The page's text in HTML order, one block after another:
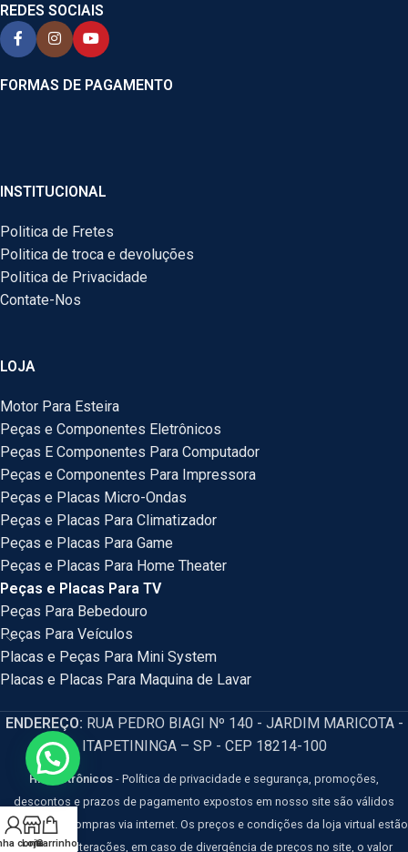
REDES SOCIAIS
FORMAS DE PAGAMENTO
INSTITUCIONAL
Politica de Fretes
Politica de troca e devoluções
Politica de Privacidade
Contate-Nos
LOJA
Motor Para Esteira
Peças e Componentes Eletrônicos
Peças E Componentes Para Computador
Peças e Componentes Para Impressora
Peças e Placas Micro-Ondas
Peças e Placas Para Climatizador
Peças e Placas Para Game
Peças e Placas Para Home Theater
Peças e Placas Para TV
Peças Para Bebedouro
Peças Para Veículos
Placas e Peças Para Mini System
Placas e Placas Para Maquina de Lavar
ENDEREÇO: RUA PEDRO BIAGI Nº 140 - JARDIM MARICOTA -
ITAPETININGA – SP - CEP 18214-100
HM Eletrônicos - Política de privacidade e segurança, promoções,
descontos e prazos de pagamento expostos em nosso site são válidos
apenas para compras via internet. Os preços e condições da loja virtual estão
sujeitos a alterações, em caso de divergência de preços no site, o valor
conta
LojaCarrinho